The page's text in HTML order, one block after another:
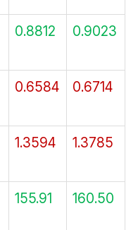
0.8812 0.9023
0.6584 0.6714
1.3594 1.3785
155.91 160.50